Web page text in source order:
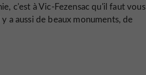
c'est à Vic-Fezensac qu'il faut vous
a aussi de beaux monuments, de